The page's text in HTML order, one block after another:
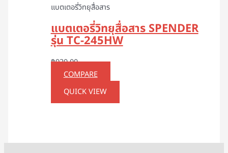
แบตเตอรี่วิทยุสื่อสาร
แบตเตอรี่วิทยุสื่อสาร SPENDER
รุ่น TC-245HW
฿920.00
COMPARE
QUICK VIEW